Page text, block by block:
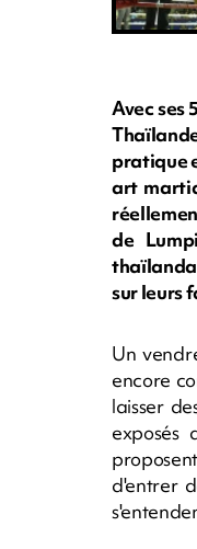
Avec ses
pratique
art
de
sur leurs
Un
encore
laisser
exposés
d'entrer